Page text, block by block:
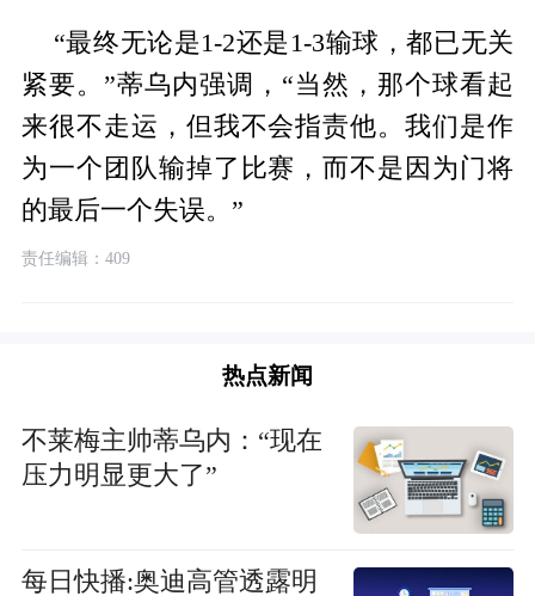
“最终无论是1-2还是1-3输球，都已无关
紧要。”蒂乌内强调，“当然，那个球看起
来很不走运，但我不会指责他。我们是作
为一个团队输掉了比赛，而不是因为门将
的最后一个失误。”
责任编辑：409
热点新闻
不莱梅主帅蒂乌内：“现在
压力明显更大了”
每日快播:奥迪高管透露明